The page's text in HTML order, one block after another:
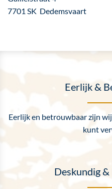
7701 SK Dedemsvaart
Eerlijk &
Eerlijk en betrouwbaar zijn
kunt
Deskundig